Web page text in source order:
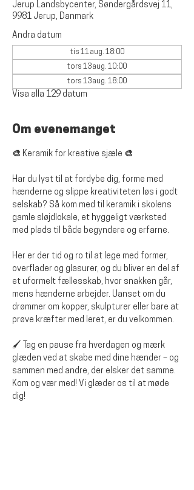
Jerup Landsbycenter, Søndergårdsvej 11,
9981 Jerup, Danmark
Andra datum
tis 11 aug. 18:00
tors 13 aug. 10:00
tors 13 aug. 18:00
Visa alla 129 datum
Om evenemanget
🎨 Keramik for kreative sjæle 🎨
Har du lyst til at fordybe dig, forme med
hænderne og slippe kreativiteten løs i godt
selskab? Så kom med til keramik i skolens
gamle sløjdlokale, et hyggeligt værksted
med plads til både begyndere og erfarne.
Her er der tid og ro til at lege med former,
overflader og glasurer, og du bliver en del af
et uformelt fællesskab, hvor snakken går,
mens hænderne arbejder. Uanset om du
drømmer om kopper, skulpturer eller bare at
prøve kræfter med leret, er du velkommen.
🖌️ Tag en pause fra hverdagen og mærk
glæden ved at skabe med dine hænder – og
sammen med andre, der elsker det samme.
Kom og vær med! Vi glæder os til at møde
dig!